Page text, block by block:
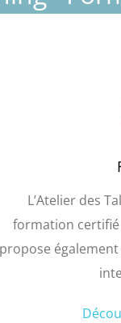
L’Atelier des
formation certifié
propose